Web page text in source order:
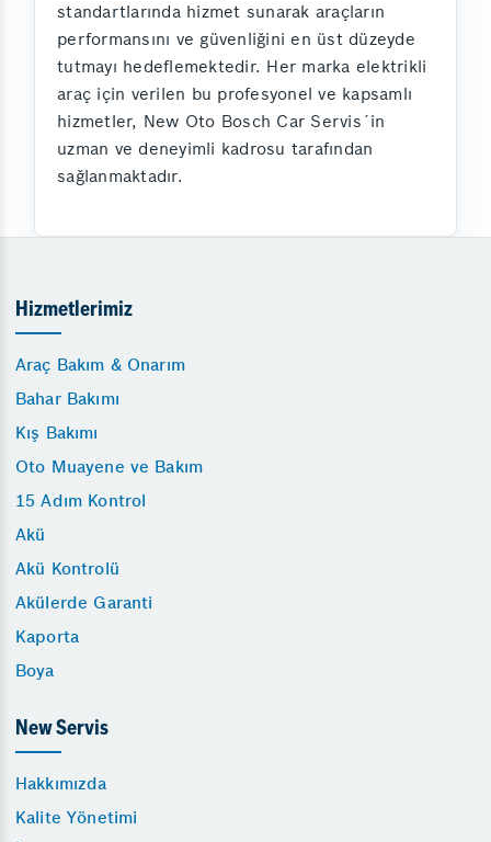
standartlarında hizmet sunarak araçların
performansını ve güvenliğini en üst düzeyde
tutmayı hedeflemektedir. Her marka elektrikli
araç için verilen bu profesyonel ve kapsamlı
hizmetler, New Oto Bosch Car Servis´in
uzman ve deneyimli kadrosu tarafından
sağlanmaktadır.
Hizmetlerimiz
Araç Bakım & Onarım
Bahar Bakımı
Kış Bakımı
Oto Muayene ve Bakım
15 Adım Kontrol
Akü
Akü Kontrolü
Akülerde Garanti
Kaporta
Boya
New Servis
Hakkımızda
Kalite Yönetimi